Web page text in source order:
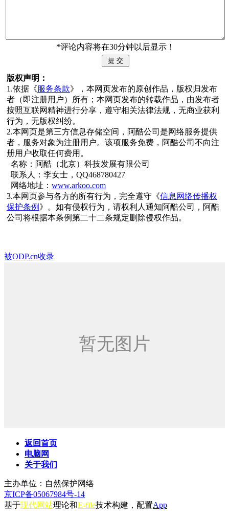
*评论内容将在30分钟以后显示！
版权声明：
1.依据《服务条款》，本网页发布的原创作品，版权归发布
者（即注册用户）所有；本网页发布的转载作品，由发布者
按照互联网精神进行分享，遵守相关法律法规，无商业获利
行为，无版权纠纷。
2.本网页是第三方信息存储空间，阿酷公司是网络服务提供
者，服务对象为注册用户。该项服务免费，阿酷公司不向注
册用户收取任何费用。
名称：阿酷（北京）科技发展有限公司
联系人：李女士，QQ468780427
网络地址： www.arkoo.com
3.本网页参与各方的所有行为，完全遵守《信息网络传播权
保护条例 》。如有侵权行为，请权利人通知阿酷公司，阿酷
公司将根据本条例第二十二条规定删除侵权作品。
被ODP.cn收录
返回首页
电脑网
关于我们
主办单位：自然保护网络
京ICP备05067984号-14
基于现代网站理论和E-file技术构建，配置App